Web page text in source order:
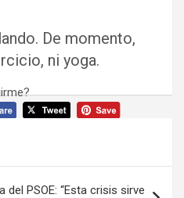
De momento,
ni yoga.
del PSOE: “Esta crisis sirve